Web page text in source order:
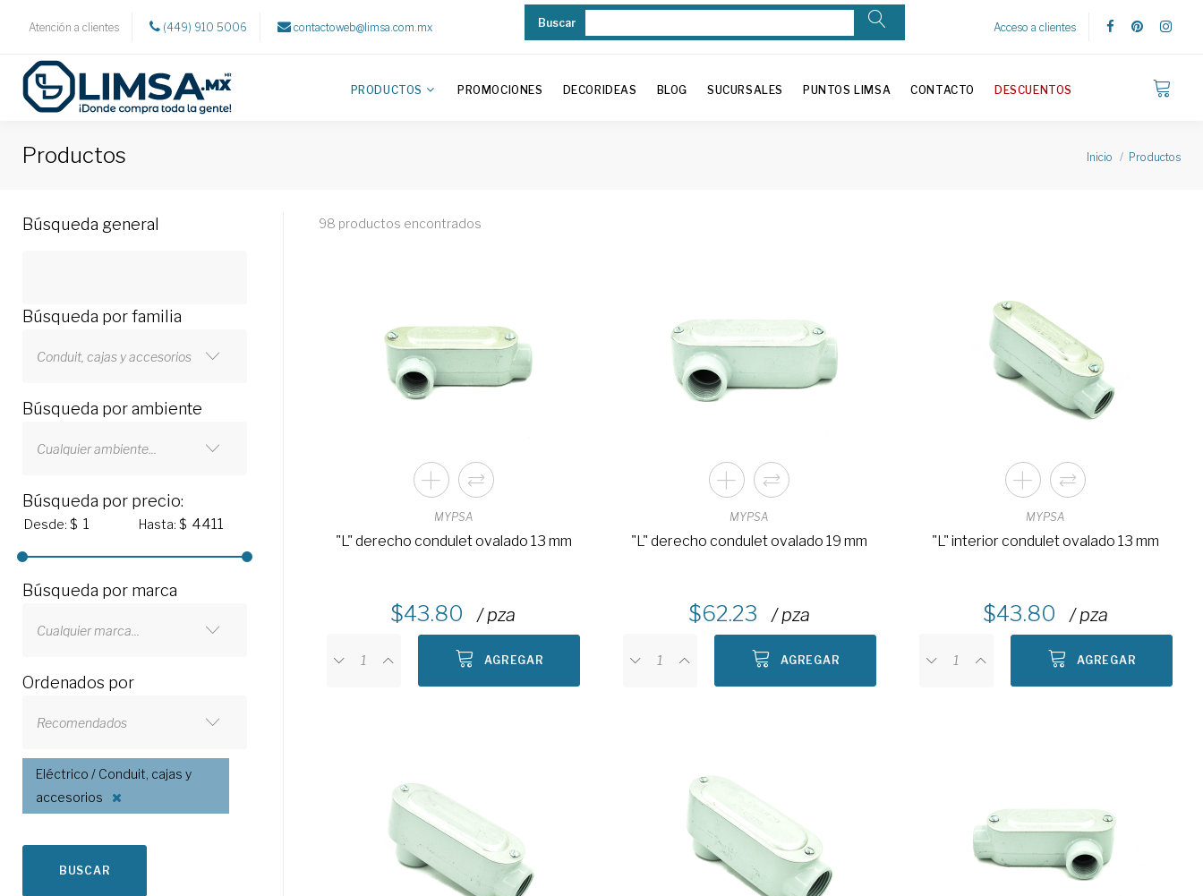
Atención a clientes (449) 910 5006 contactoweb@limsa.com.mx Buscar Acceso a clientes
PRODUCTOS PROMOCIONES DECORIDEAS BLOG SUCURSALES PUNTOS LIMSA CONTACTO DESCUENTOS
Productos Inicio Productos
Búsqueda general
Búsqueda por familia
Conduit, cajas y accesorios
Búsqueda por ambiente
Cualquier ambiente...
Búsqueda por precio:
Desde: $ Hasta: $
Búsqueda por marca
Cualquier marca...
Ordenados por
Recomendados
Eléctrico / Conduit, cajas y
accesorios
BUSCAR
98 productos encontrados
MYPSA
"L" derecho condulet ovalado 13 mm
43.80 / pza
AGREGAR
MYPSA
"L" derecho condulet ovalado 19 mm
62.23 / pza
AGREGAR
MYPSA
"L" interior condulet ovalado 13 mm
43.80 / pza
AGREGAR